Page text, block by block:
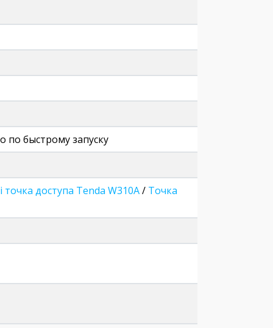
по быстрому запуску
точка доступа Tenda W310A/ Точка